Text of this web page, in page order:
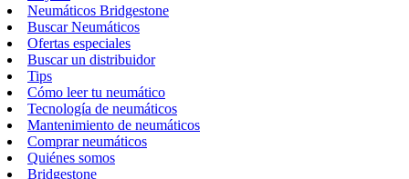
Neumáticos Bridgestone
Buscar Neumáticos
Ofertas especiales
Buscar un distribuidor
Tips
Cómo leer tu neumático
Tecnología de neumáticos
Mantenimiento de neumáticos
Comprar neumáticos
Quiénes somos
Bridgestone